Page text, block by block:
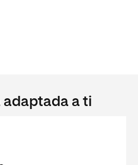
a ti